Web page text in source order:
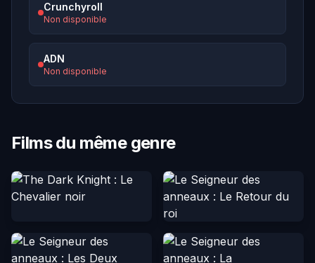
Crunchyroll
Non disponible
ADN
Non disponible
Films du même genre